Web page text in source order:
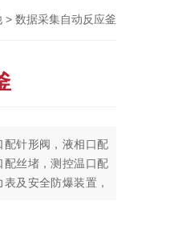
> 数据采集自动反应釜
配针形阀，液相口配
配丝堵，测控温口配
及安全防爆装置，